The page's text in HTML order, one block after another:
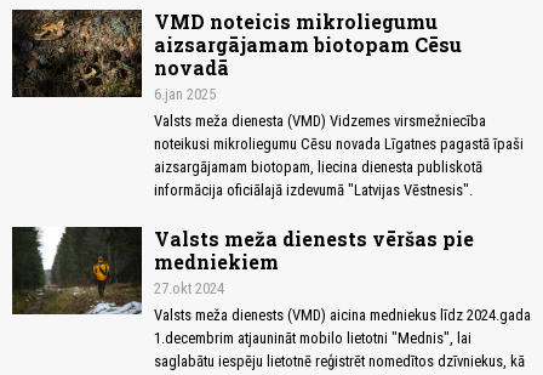
VMD noteicis mikroliegumu
aizsargājamam biotopam Cēsu
novadā
6.jan 2025
Valsts meža dienesta (VMD) Vidzemes virsmežniecība
noteikusi mikroliegumu Cēsu novada Līgatnes pagastā īpaši
aizsargājamam biotopam, liecina dienesta publiskotā
informācija oficiālajā izdevumā "Latvijas Vēstnesis".
Valsts meža dienests vēršas pie
medniekiem
27.okt 2024
Valsts meža dienests (VMD) aicina medniekus līdz 2024.gada
1.decembrim atjaunināt mobilo lietotni "Mednis", lai
saglabātu iespēju lietotnē reģistrēt nomedītos dzīvniekus, kā